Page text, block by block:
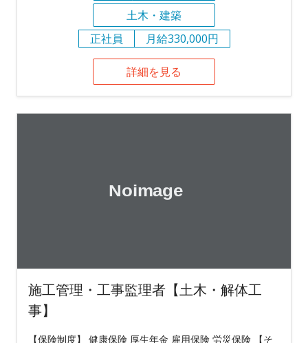
土木・建築
正社員
月給330,000円
詳細を見る
施工管理・工事監理者【土木・解体工
事】
【保険制度】 健康保険 厚生年金 雇用保険 労災保険 【そ